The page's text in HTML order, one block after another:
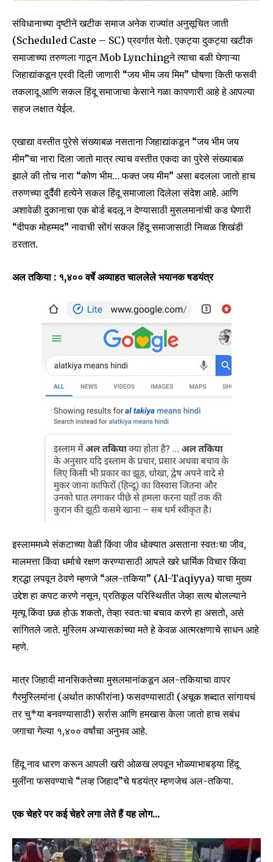
Join our community of
SUBSCRIBERS and be part of the
conversation.
To subscribe, simply enter your email address on our website
or click the subscribe button below. Don't worry, we respect
your privacy and won't spam your inbox. Your information is
safe with us.
I've read and accept thePrivacy Policy.
संविधानाच्या दृष्टीने खटीक समाज अनेक राज्यांत अनुसूचित जाती
(Scheduled Caste – SC) प्रवर्गात येतो. एकट्या दुकट्या खटीक
समाजाच्या तरुणला गाठून Mob Lynchingने त्याचा बळी घेणाऱ्या
जिहाद्यांकडून एरवी दिली जाणारी “जय भीम जय मिम” घोषणा किती फसवी
तकलादू आणि सकल हिंदू समाजाचा केसाने गळा कापणारी आहे हे आपल्या
सहज लक्षात येईल.
एखाद्या वस्तीत पुरेसे संख्याबळ नसताना जिहाद्यांकडून “जय भीम जय
मीम”चा नारा दिला जातो मात्र त्याच वस्तीत एकदा का पुरेसे संख्याबळ
झाले की तोच नारा “कोण भीम… फक्त जय मीम” असा बदलला जातो हाच
तरुणच्या दुर्दैवी हत्येने सकल हिंदू समाजाला दिलेला संदेश आहे. आणि
अशावेळी दुकानाचा एक बोर्ड बदलू न देण्यासाठी मुसलमानांची कड घेणारी
“दीपक मोहम्मद” नावाची सोंगं सकल हिंदू समाजासाठी निव्वळ शिखंडी
ठरतात.
अल तकिया : १,४०० वर्षे अव्याहत चाललेले भयानक षडयंत्र
इस्लाममध्ये संकटाच्या वेळी किंवा जीव धोक्यात असताना स्वतःचा जीव,
मालमत्ता किंवा धर्माचे रक्षण करण्यासाठी आपले खरे धार्मिक विचार किंवा
श्रद्धा लपवून ठेवणे म्हणजे “अल-तकिया” (Al-Taqiyya) याचा मुख्य
उद्देश हा कपट करणे नसून, प्रतिकूल परिस्थितीत जेव्हा सत्य बोलल्याने
मृत्यू किंवा छळ होऊ शकतो, तेव्हा स्वतःचा बचाव करणे हा असतो, असे
सांगितले जाते. मुस्लिम अभ्यासकांच्या मते हे केवळ आत्मरक्षणाचे साधन आहे
म्हणे.
मात्र जिहादी मानसिकतेच्या मुसलमानांकडून अल-तकियाचा वापर
गैरमुस्लिमांना (अर्थात काफीरांना) फसवण्यासाठी (अचूक शब्दात सांगायचं
तर चु*या बनवण्यासाठी) सर्रास आणि हमखास केला जातो हाच सबंध
जगाचा गेल्या १,४०० वर्षांचा अनुभव आहे.
हिंदू नाव धारण करून आपली खरी ओळख लपवून भोळ्याभाबड्या हिंदू
मुलींना फसवण्याचे “लव्ह जिहाद”चे षडयंत्र म्हणजेच अल-तकिया.
एक चेहरे पर कई चेहरे लगा लेते हैं यह लोग…